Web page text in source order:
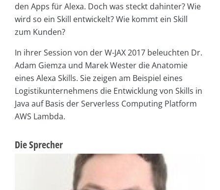
den Apps für Alexa. Doch was steckt dahinter? Wie
wird so ein Skill entwickelt? Wie kommt ein Skill
zum Kunden?
In ihrer Session von der W-JAX 2017 beleuchten Dr.
Adam Giemza und Marek Wester die Anatomie
eines Alexa Skills. Sie zeigen am Beispiel eines
Logistikunternehmens die Entwicklung von Skills in
Java auf Basis der Serverless Computing Platform
AWS Lambda.
Die Sprecher